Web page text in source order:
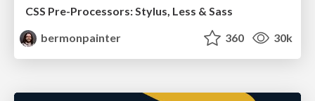
CSS Pre-Processors: Stylus, Less & Sass
bermonpainter
360 30k